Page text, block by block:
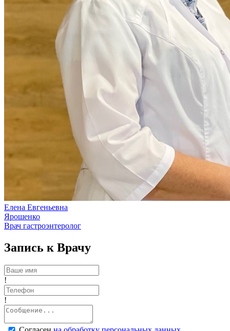
Елена Евгеньевна
Ярошенко
Врач гастроэнтеролог
Запись к Врачу
!
!